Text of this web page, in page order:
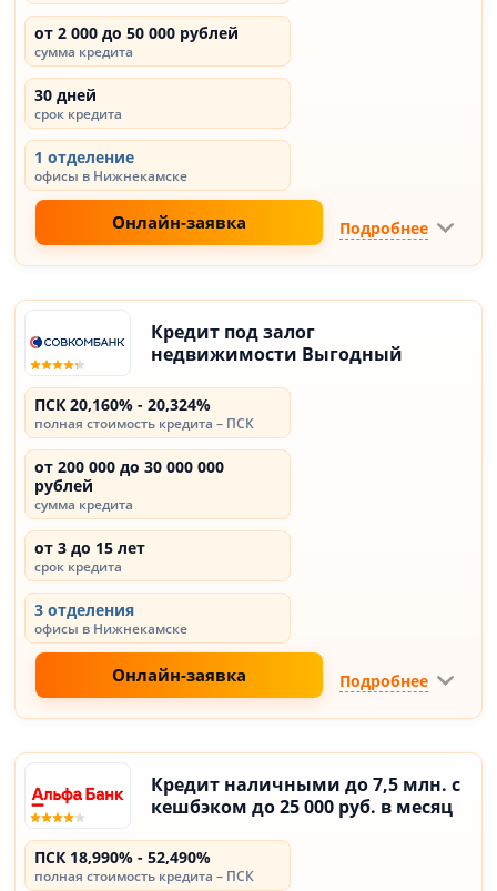
от 2 000 до 50 000 рублей
сумма кредита
30 дней
срок кредита
1 отделение
офисы в Нижнекамске
Онлайн-заявка Подробнее
Кредит под залог
недвижимости Выгодный
ПСК 20,160% - 20,324%
полная стоимость кредита – ПСК
от 200 000 до 30 000 000
рублей
сумма кредита
от 3 до 15 лет
срок кредита
3 отделения
офисы в Нижнекамске
Онлайн-заявка Подробнее
Кредит наличными до 7,5 млн. с
кешбэком до 25 000 руб. в месяц
ПСК 18,990% - 52,490%
полная стоимость кредита – ПСК